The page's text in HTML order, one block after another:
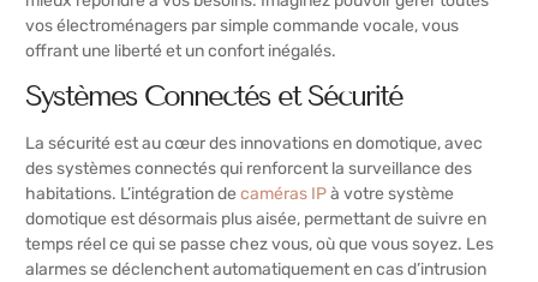
vos électroménagers par simple commande vocale, vous
offrant une liberté et un confort inégalés.
Systèmes Connectés et Sécurité
La sécurité est au cœur des innovations en domotique, avec
des systèmes connectés qui renforcent la surveillance des
habitations. L’intégration de caméras IPà votre système
domotique est désormais plus aisée, permettant de suivre en
temps réel ce qui se passe chez vous, où que vous soyez. Les
alarmes se déclenchent automatiquement en cas d’intrusion